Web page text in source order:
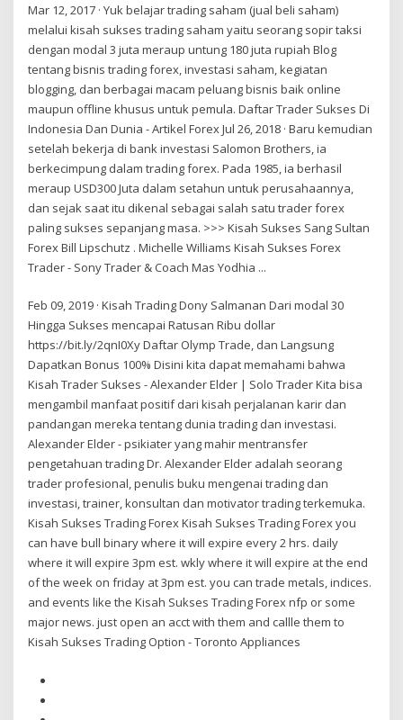
Mar 12, 2017 · Yuk belajar trading saham (jual beli saham)
melalui kisah sukses trading saham yaitu seorang sopir taksi
dengan modal 3 juta meraup untung 180 juta rupiah Blog
tentang bisnis trading forex, investasi saham, kegiatan
blogging, dan berbagai macam peluang bisnis baik online
maupun offline khusus untuk pemula. Daftar Trader Sukses Di
Indonesia Dan Dunia - Artikel Forex Jul 26, 2018 · Baru kemudian
setelah bekerja di bank investasi Salomon Brothers, ia
berkecimpung dalam trading forex. Pada 1985, ia berhasil
meraup USD300 Juta dalam setahun untuk perusahaannya,
dan sejak saat itu dikenal sebagai salah satu trader forex
paling sukses sepanjang masa. >>> Kisah Sukses Sang Sultan
Forex Bill Lipschutz . Michelle Williams Kisah Sukses Forex
Trader - Sony Trader & Coach Mas Yodhia ...
Feb 09, 2019 · Kisah Trading Dony Salmanan Dari modal 30
Hingga Sukses mencapai Ratusan Ribu dollar
https://bit.ly/2qnI0Xy Daftar Olymp Trade, dan Langsung
Dapatkan Bonus 100% Disini kita dapat memahami bahwa
Kisah Trader Sukses - Alexander Elder | Solo Trader Kita bisa
mengambil manfaat positif dari kisah perjalanan karir dan
pandangan mereka tentang dunia trading dan investasi.
Alexander Elder - psikiater yang mahir mentransfer
pengetahuan trading Dr. Alexander Elder adalah seorang
trader profesional, penulis buku mengenai trading dan
investasi, trainer, konsultan dan motivator trading terkemuka.
Kisah Sukses Trading Forex Kisah Sukses Trading Forex you
can have bull binary where it will expire every 2 hrs. daily
where it will expire 3pm est. wkly where it will expire at the end
of the week on friday at 3pm est. you can trade metals, indices.
and events like the Kisah Sukses Trading Forex nfp or some
major news. just open an acct with them and callle them to
Kisah Sukses Trading Option - Toronto Appliances